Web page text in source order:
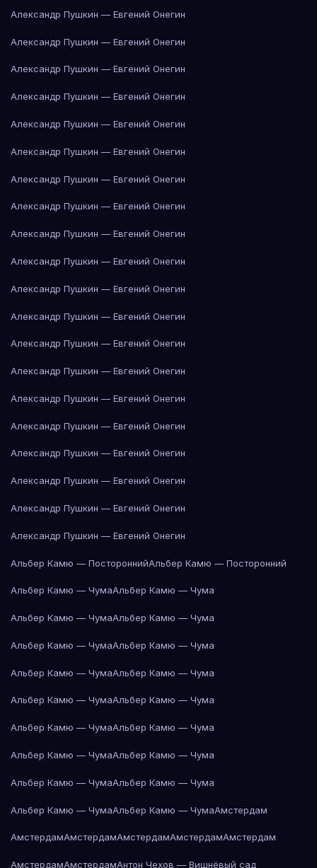
Александр Пушкин — Евгений Онегин
Александр Пушкин — Евгений Онегин
Александр Пушкин — Евгений Онегин
Александр Пушкин — Евгений Онегин
Александр Пушкин — Евгений Онегин
Александр Пушкин — Евгений Онегин
Александр Пушкин — Евгений Онегин
Александр Пушкин — Евгений Онегин
Александр Пушкин — Евгений Онегин
Александр Пушкин — Евгений Онегин
Александр Пушкин — Евгений Онегин
Александр Пушкин — Евгений Онегин
Александр Пушкин — Евгений Онегин
Александр Пушкин — Евгений Онегин
Александр Пушкин — Евгений Онегин
Александр Пушкин — Евгений Онегин
Александр Пушкин — Евгений Онегин
Александр Пушкин — Евгений Онегин
Александр Пушкин — Евгений Онегин
Александр Пушкин — Евгений Онегин
Альбер Камю — ПостороннийАльбер Камю — Посторонний
Альбер Камю — ЧумаАльбер Камю — Чума
Альбер Камю — ЧумаАльбер Камю — Чума
Альбер Камю — ЧумаАльбер Камю — Чума
Альбер Камю — ЧумаАльбер Камю — Чума
Альбер Камю — ЧумаАльбер Камю — Чума
Альбер Камю — ЧумаАльбер Камю — Чума
Альбер Камю — ЧумаАльбер Камю — Чума
Альбер Камю — ЧумаАльбер Камю — Чума
Альбер Камю — ЧумаАльбер Камю — ЧумаАмстердам
АмстердамАмстердамАмстердамАмстердамАмстердам
АмстердамАмстердамАнтон Чехов — Вишнёвый сад